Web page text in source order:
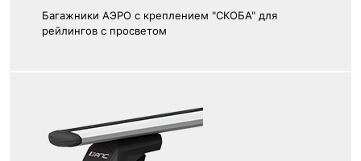
Багажники АЭРО с креплением "СКОБА" для
рейлингов с просветом